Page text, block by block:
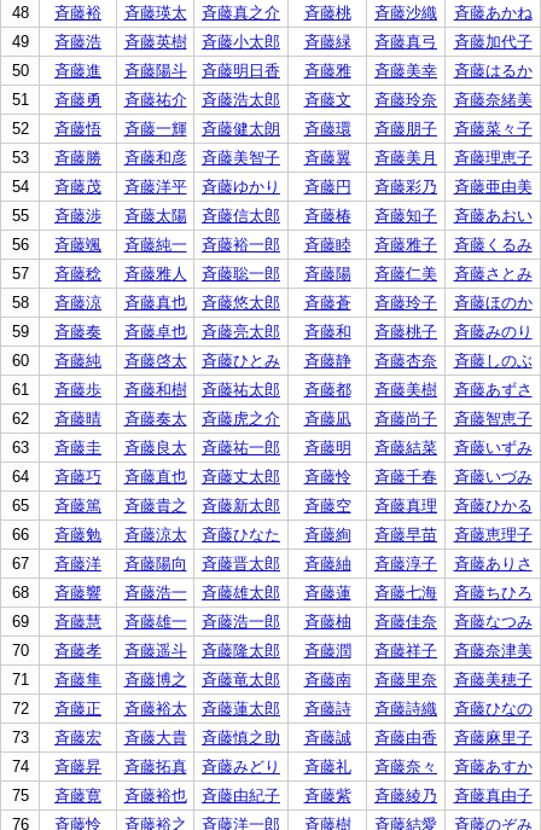
48
斉藤裕 斉藤瑛太 斉藤真之介 斉藤桃 斉藤沙織
斉藤あかね
49
斉藤浩 斉藤英樹 斉藤小太郎 斉藤緑 斉藤真弓
斉藤加代子
50
斉藤進 斉藤陽斗 斉藤明日香 斉藤雅 斉藤美幸
斉藤はるか
51
斉藤勇 斉藤祐介 斉藤浩太郎 斉藤文 斉藤玲奈
斉藤奈緒美
52
斉藤悟 斉藤一輝 斉藤健太朗 斉藤環 斉藤朋子
斉藤菜々子
53
斉藤勝 斉藤和彦 斉藤美智子 斉藤翼 斉藤美月
斉藤理恵子
54
斉藤茂 斉藤洋平 斉藤ゆかり 斉藤円 斉藤彩乃
斉藤亜由美
55
斉藤渉 斉藤太陽 斉藤信太郎 斉藤椿 斉藤知子
斉藤あおい
56
斉藤颯 斉藤純一 斉藤裕一郎 斉藤睦 斉藤雅子
斉藤くるみ
57
斉藤稔 斉藤雅人 斉藤聡一郎 斉藤陽 斉藤仁美
斉藤さとみ
58
斉藤涼 斉藤真也 斉藤悠太郎 斉藤蒼 斉藤玲子
斉藤ほのか
59
斉藤奏 斉藤卓也 斉藤亮太郎 斉藤和 斉藤桃子
斉藤みのり
60
斉藤純 斉藤啓太 斉藤ひとみ 斉藤静 斉藤杏奈
斉藤しのぶ
61
斉藤歩 斉藤和樹 斉藤祐太郎 斉藤都 斉藤美樹
斉藤あずさ
62
斉藤晴 斉藤奏太 斉藤虎之介 斉藤凪 斉藤尚子
斉藤智恵子
63
斉藤圭 斉藤良太 斉藤祐一郎 斉藤明 斉藤結菜
斉藤いずみ
64
斉藤巧 斉藤直也 斉藤丈太郎 斉藤怜 斉藤千春
斉藤いづみ
65
斉藤篤 斉藤貴之 斉藤新太郎 斉藤空 斉藤真理
斉藤ひかる
66
斉藤勉 斉藤涼太 斉藤ひなた 斉藤絢 斉藤早苗
斉藤恵理子
67
斉藤洋 斉藤陽向 斉藤晋太郎 斉藤紬 斉藤淳子
斉藤ありさ
68
斉藤響 斉藤浩一 斉藤雄太郎 斉藤蓮 斉藤七海
斉藤ちひろ
69
斉藤慧 斉藤雄一 斉藤浩一郎 斉藤柚 斉藤佳奈
斉藤なつみ
70
斉藤孝 斉藤遥斗 斉藤隆太郎 斉藤潤 斉藤祥子
斉藤奈津美
71
斉藤隼 斉藤博之 斉藤竜太郎 斉藤南 斉藤里奈
斉藤美穂子
72
斉藤正 斉藤裕太 斉藤蓮太郎 斉藤詩 斉藤詩織
斉藤ひなの
73
斉藤宏 斉藤大貴 斉藤慎之助 斉藤誠 斉藤由香
斉藤麻里子
74
斉藤昇 斉藤拓真 斉藤みどり 斉藤礼 斉藤奈々
斉藤あすか
75
斉藤寛 斉藤裕也 斉藤由紀子 斉藤紫 斉藤綾乃
斉藤真由子
76
斉藤怜 斉藤裕之 斉藤洋一郎 斉藤樹 斉藤結愛 斉藤のぞみ